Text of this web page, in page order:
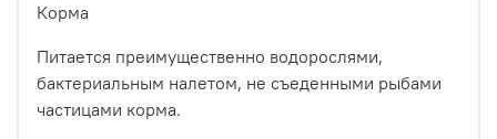
Корма
Питается преимущественно водорослями,
бактериальным налетом, не съеденными рыбами
частицами корма.